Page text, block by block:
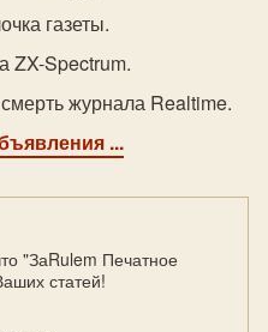
газеты.
ZX-Spectrum.
журнала Realtime.
...
"ЗаRulem Печатное
статей!